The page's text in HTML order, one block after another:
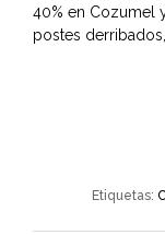
40% en Cozumel
postes
Etiquetas: